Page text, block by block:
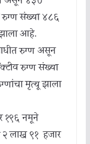
रुग्ण संख्या ४८६
आहे.
रुग्ण असून
रुग्ण संख्या
मृत्यू झाला
१९६ नमूने
२ लाख ९१ हजार